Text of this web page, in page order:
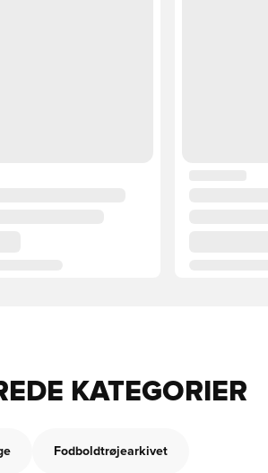
KATEGORIER
Fodboldtrøjearkivet